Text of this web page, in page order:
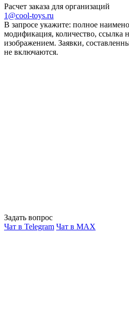
Расчет заказа для организаций
1@cool-toys.ru
В запросе укажите: полное
модификация, количество, ссылка
изображением. Заявки,
не включаются.
Задать вопрос
Чат в Telegram Чат в MAX